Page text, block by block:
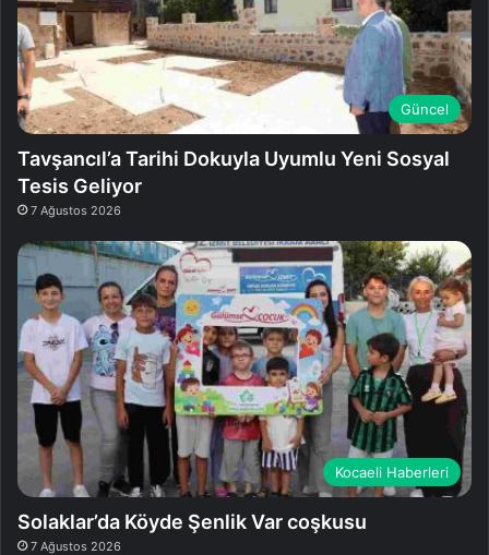
Güncel
Tavşancıl’a Tarihi Dokuyla Uyumlu Yeni Sosyal
Tesis Geliyor
7 Ağustos 2026
Kocaeli Haberleri
Solaklar’da Köyde Şenlik Var coşkusu
7 Ağustos 2026